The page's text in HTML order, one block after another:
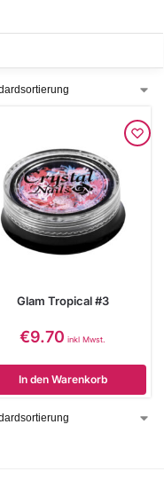
Glam Tropical #3
€9.70 inkl Mwst.
In den Warenkorb